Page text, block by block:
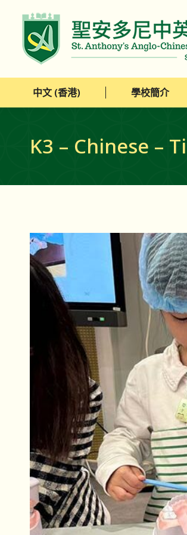
中文 (香港) 學校簡介
K3 – Chinese –
中文 (香港) 學校簡介